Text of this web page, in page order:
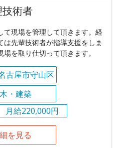
術者
て現場を管理して頂きます。経
先輩技術者が指導支援をしま
を取り仕切って頂きます。
古屋市守山区
・建築
月給220,000円
を見る